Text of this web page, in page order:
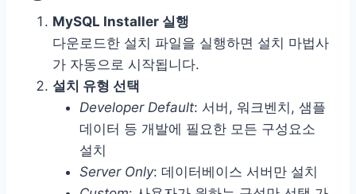
MySQL Installer 실행
다운로드한 설치 파일을 실행하면 설치 마법사
가 자동으로 시작됩니다.
설치 유형 선택
Developer Default: 서버, 워크벤치, 샘플
데이터 등 개발에 필요한 모든 구성요소
설치
Server Only: 데이터베이스 서버만 설치